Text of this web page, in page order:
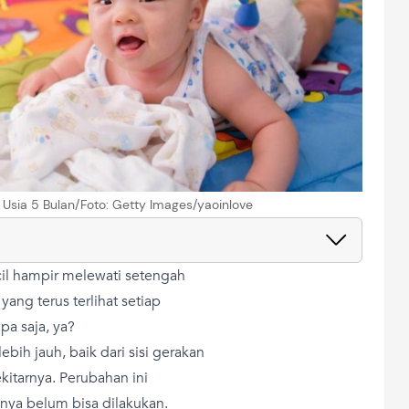
5 Bulan/Foto: Getty Images/yaoinlove
hampir melewati setengah
terus terlihat setiap
saja, ya?
jauh, baik dari sisi gerakan
Perubahan ini
belum bisa dilakukan.